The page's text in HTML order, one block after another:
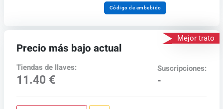
Código de embebido
Mejor trato
Precio más bajo actual
Tiendas de llaves:
11.40 €
Suscripciones:
-